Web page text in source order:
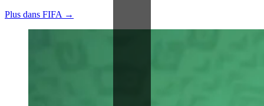
Plus dans FIFA →